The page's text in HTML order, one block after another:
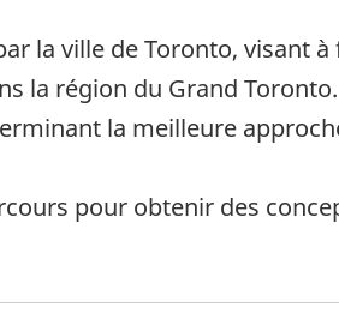
la ville de Toronto, visant
la région du Grand Toronto.
la meilleure
pour obtenir des